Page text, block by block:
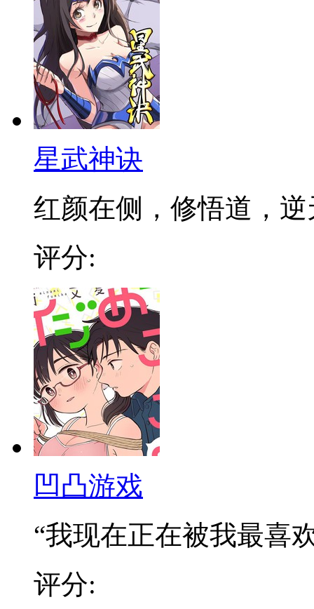
星武神诀
红颜在侧，修悟道，逆
评分:
凹凸游戏
“我现在正在被我最喜
评分: